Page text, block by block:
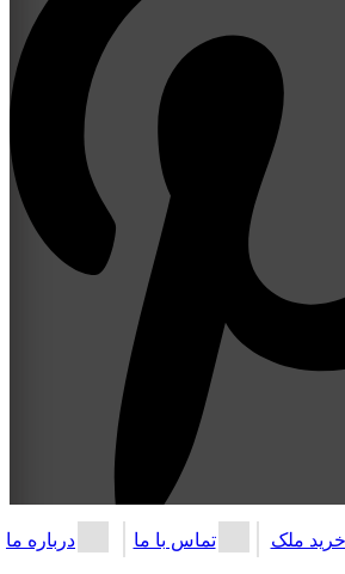
خرید ملک تماس با ما درباره ما